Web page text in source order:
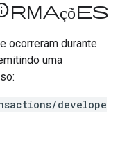
ocorreram durante
uma
develope